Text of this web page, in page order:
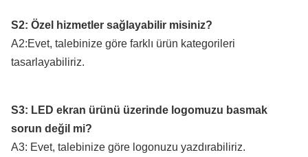
S2: Özel hizmetler sağlayabilir misiniz?
A2:Evet, talebinize göre farklı ürün kategorileri
tasarlayabiliriz.
S3: LED ekran ürünü üzerinde logomuzu basmak
sorun değil mi?
A3: Evet, talebinize göre logonuzu yazdırabiliriz.